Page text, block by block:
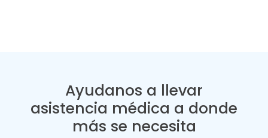
Ayudanos a llevar
asistencia médica a donde
más se necesita